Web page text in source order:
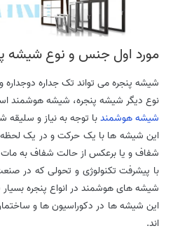
مورد اول جنس و نوع شیشه
شیشه پنجره می تواند تک جداره
نوع دیگر شیشه پنجره، شیشه هوشمند
شیشه هوشمندبا توجه به نیاز و
این شیشه ها با یک حرکت و در یک لحظه
شفاف و یا برعکس از حالت شفاف به
با پیشرفت تکنولوژی و تحولی که در
شیشه های هوشمند در انواع پنجره بسیار
این شیشه ها در دکوراسیون ها و
اند.